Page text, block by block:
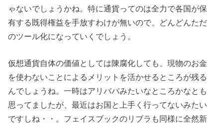
ゃないでしょうかね。特に通貨ってのは全力で各国が保
有する既得権益を手放すわけが無いので、どんどんただ
のツール化になっていくでしょう。
仮想通貨自体の価値としては陳腐化しても、現物のお金
を使わないことによるメリットを活かせるところが残る
んでしょうね。一時はアリババみたいなところかなとも
思ってましたが、最近はお国と上手く行ってないみたい
ですしね・・。フェイスブックのリブラも同様に全然新